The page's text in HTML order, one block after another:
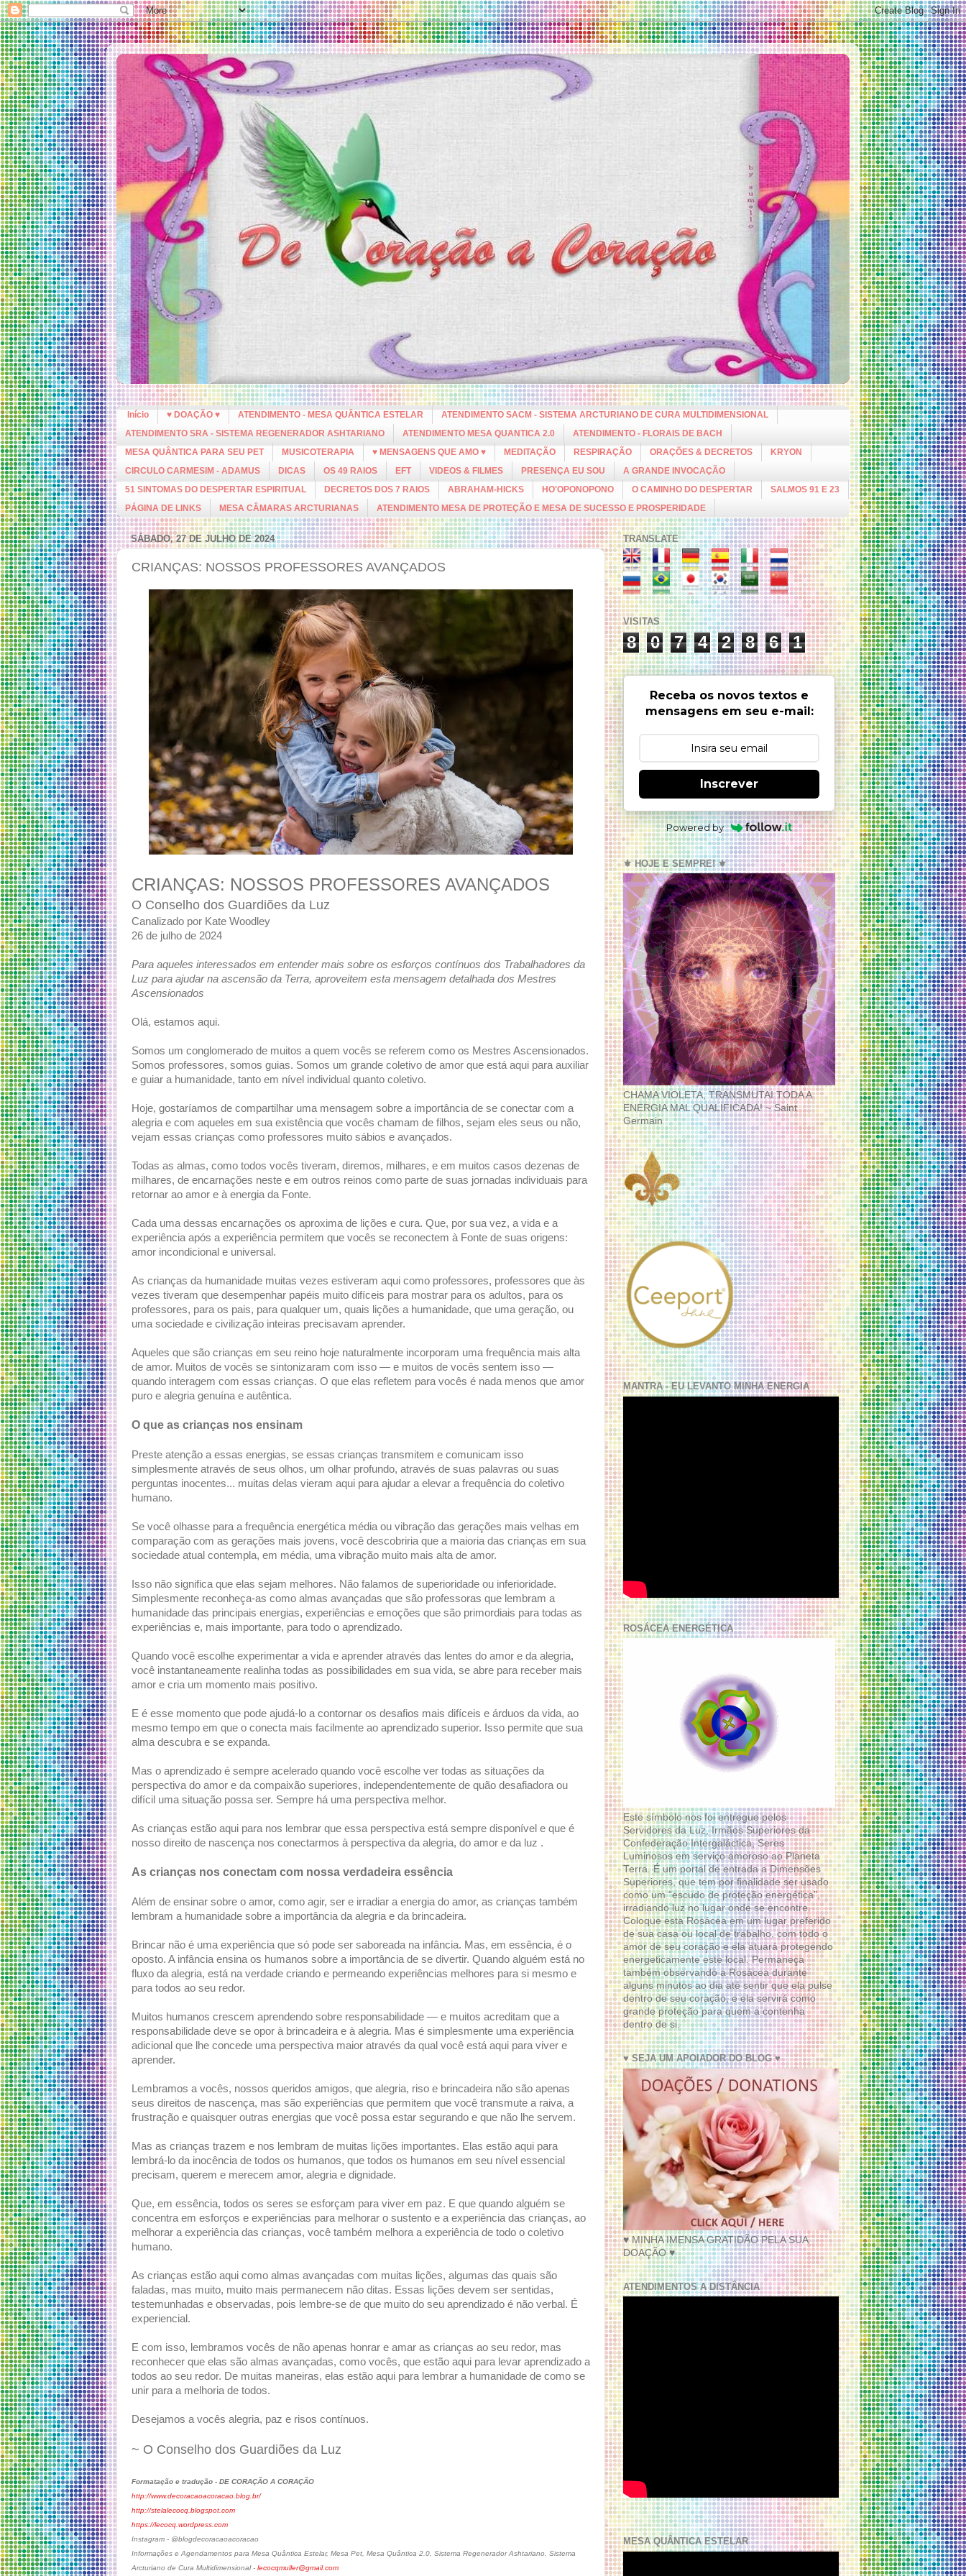
Início ♥ DOAÇÃO ♥ ATENDIMENTO - MESA QUÂNTICA ESTELAR
ATENDIMENTO SACM - SISTEMA ARCTURIANO DE CURA MULTIDIMENSIONAL
ATENDIMENTO SRA - SISTEMA REGENERADOR ASHTARIANO
ATENDIMENTO MESA QUANTICA 2.0
ATENDIMENTO - FLORAIS DE BACH
MESA QUÂNTICA PARA SEU PET
MUSICOTERAPIA ♥ MENSAGENS QUE AMO ♥ MEDITAÇÃO RESPIRAÇÃO ORAÇÕES & DECRETOS
KRYON
CIRCULO CARMESIM - ADAMUS
DICAS OS 49 RAIOS EFT VIDEOS & FILMES PRESENÇA EU SOU
A GRANDE INVOCAÇÃO
51 SINTOMAS DO DESPERTAR ESPIRITUAL
DECRETOS DOS 7 RAIOS ABRAHAM-HICKS HO'OPONOPONO O CAMINHO DO DESPERTAR
SALMOS 91 E 23
PÁGINA DE LINKS
MESA CÂMARAS ARCTURIANAS ATENDIMENTO MESA DE PROTEÇÃO E MESA DE SUCESSO E PROSPERIDADE
SÁBADO, 27 DE JULHO DE 2024
CRIANÇAS: NOSSOS PROFESSORES AVANÇADOS
CRIANÇAS: NOSSOS PROFESSORES AVANÇADOS
O Conselho dos Guardiões da Luz
Canalizado por Kate Woodley
26 de julho de 2024
Para aqueles interessados ​​em entender mais sobre os esforços contínuos dos Trabalhadores da
Luz para ajudar na ascensão da Terra, aproveitem esta mensagem detalhada dos Mestres
Ascensionados
Olá, estamos aqui.
Somos um conglomerado de muitos a quem vocês se referem como os Mestres Ascensionados.
Somos professores, somos guias. Somos um grande coletivo de amor que está aqui para auxiliar
e guiar a humanidade, tanto em nível individual quanto coletivo.
Hoje, gostaríamos de compartilhar uma mensagem sobre a importância de se conectar com a
alegria e com aqueles em sua existência que vocês chamam de filhos, sejam eles seus ou não,
vejam essas crianças como professores muito sábios e avançados.
Todas as almas, como todos vocês tiveram, diremos, milhares, e em muitos casos dezenas de
milhares, de encarnações neste e em outros reinos como parte de suas jornadas individuais para
retornar ao amor e à energia da Fonte.
Cada uma dessas encarnações os aproxima de lições e cura. Que, por sua vez, a vida e a
experiência após a experiência permitem que vocês se reconectem à Fonte de suas origens:
amor incondicional e universal.
As crianças da humanidade muitas vezes estiveram aqui como professores, professores que às
vezes tiveram que desempenhar papéis muito difíceis para mostrar para os adultos, para os
professores, para os pais, para qualquer um, quais lições a humanidade, que uma geração, ou
uma sociedade e civilização inteiras precisavam aprender.
Aqueles que são crianças em seu reino hoje naturalmente incorporam uma frequência mais alta
de amor. Muitos de vocês se sintonizaram com isso — e muitos de vocês sentem isso —
quando interagem com essas crianças. O que elas refletem para vocês é nada menos que amor
puro e alegria genuína e autêntica.
O que as crianças nos ensinam
Preste atenção a essas energias, se essas crianças transmitem e comunicam isso
simplesmente através de seus olhos, um olhar profundo, através de suas palavras ou suas
perguntas inocentes... muitas delas vieram aqui para ajudar a elevar a frequência do coletivo
humano.
Se você olhasse para a frequência energética média ou vibração das gerações mais velhas em
comparação com as gerações mais jovens, você descobriria que a maioria das crianças em sua
sociedade atual contempla, em média, uma vibração muito mais alta de amor.
Isso não significa que elas sejam melhores. Não falamos de superioridade ou inferioridade.
Simplesmente reconheça-as como almas avançadas que são professoras que lembram a
humanidade das principais energias, experiências e emoções que são primordiais para todas as
experiências e, mais importante, para todo o aprendizado.
Quando você escolhe experimentar a vida e aprender através das lentes do amor e da alegria,
você instantaneamente realinha todas as possibilidades em sua vida, se abre para receber mais
amor e cria um momento mais positivo.
E é esse momento que pode ajudá-lo a contornar os desafios mais difíceis e árduos da vida, ao
mesmo tempo em que o conecta mais facilmente ao aprendizado superior. Isso permite que sua
alma descubra e se expanda.
Mas o aprendizado é sempre acelerado quando você escolhe ver todas as situações da
perspectiva do amor e da compaixão superiores, independentemente de quão desafiadora ou
difícil uma situação possa ser. Sempre há uma perspectiva melhor.
As crianças estão aqui para nos lembrar que essa perspectiva está sempre disponível e que é
nosso direito de nascença nos conectarmos à perspectiva da alegria, do amor e da luz .
As crianças nos conectam com nossa verdadeira essência
Além de ensinar sobre o amor, como agir, ser e irradiar a energia do amor, as crianças também
lembram a humanidade sobre a importância da alegria e da brincadeira.
Brincar não é uma experiência que só pode ser saboreada na infância. Mas, em essência, é o
oposto. A infância ensina os humanos sobre a importância de se divertir. Quando alguém está no
fluxo da alegria, está na verdade criando e permeando experiências melhores para si mesmo e
para todos ao seu redor.
Muitos humanos crescem aprendendo sobre responsabilidade — e muitos acreditam que a
responsabilidade deve se opor à brincadeira e à alegria. Mas é simplesmente uma experiência
adicional que lhe concede uma perspectiva maior através da qual você está aqui para viver e
aprender.
Lembramos a vocês, nossos queridos amigos, que alegria, riso e brincadeira não são apenas
seus direitos de nascença, mas são experiências que permitem que você transmute a raiva, a
frustração e quaisquer outras energias que você possa estar segurando e que não lhe servem.
Mas as crianças trazem e nos lembram de muitas lições importantes. Elas estão aqui para
lembrá-lo da inocência de todos os humanos, que todos os humanos em seu nível essencial
precisam, querem e merecem amor, alegria e dignidade.
Que, em essência, todos os seres se esforçam para viver em paz. E que quando alguém se
concentra em esforços e experiências para melhorar o sustento e a experiência das crianças, ao
melhorar a experiência das crianças, você também melhora a experiência de todo o coletivo
humano.
As crianças estão aqui como almas avançadas com muitas lições, algumas das quais são
faladas, mas muito, muito mais permanecem não ditas. Essas lições devem ser sentidas,
testemunhadas e observadas, pois lembre-se de que muito do seu aprendizado é não verbal. É
experiencial.
E com isso, lembramos vocês de não apenas honrar e amar as crianças ao seu redor, mas
reconhecer que elas são almas avançadas, como vocês, que estão aqui para levar aprendizado a
todos ao seu redor. De muitas maneiras, elas estão aqui para lembrar a humanidade de como se
unir para a melhoria de todos.
Desejamos a vocês alegria, paz e risos contínuos.
~ O Conselho dos Guardiões da Luz
Formatação e tradução - DE CORAÇÃO A CORAÇÃO
http://www.decoracaoacoracao.blog.br/
http://stelalecocq.blogspot.com
https://lecocq.wordpress.com
Instagram - @blogdecoracaoacoracao
Informações e Agendamentos para Mesa Quântica Estelar, Mesa Pet, Mesa Quântica 2.0, Sistema Regenerador Ashtariano, Sistema
Arcturiano de Cura Multidimensional - lecocqmuller@gmail.com
TRANSLATE
VISITAS
8 0 7 4 2 8 6 1
Receba os novos textos e
mensagens em seu e-mail:
Inscrever
Powered by
⚜️ HOJE E SEMPRE! ⚜️
CHAMA VIOLETA, TRANSMUTAI TODA A
ENERGIA MAL QUALIFICADA! ~ Saint
Germain
MANTRA - EU LEVANTO MINHA ENERGIA
ROSÁCEA ENERGÉTICA
Este símbolo nos foi entregue pelos
Servidores da Luz, Irmãos Superiores da
Confederação Intergaláctica, Seres
Luminosos em serviço amoroso ao Planeta
Terra. É um portal de entrada a Dimensões
Superiores, que tem por finalidade ser usado
como um “escudo de proteção energética”,
irradiando luz no lugar onde se encontre.
Coloque esta Rosácea em um lugar preferido
de sua casa ou local de trabalho, com todo o
amor de seu coração e ela atuará protegendo
energeticamente este local. Permaneça
também observando a Rosácea durante
alguns minutos ao dia até sentir que ela pulse
dentro de seu coração, e ela servirá como
grande proteção para quem a contenha
dentro de si.
♥ SEJA UM APOIADOR DO BLOG ♥
♥ MINHA IMENSA GRATIDÃO PELA SUA
DOAÇÃO ♥
ATENDIMENTOS A DISTÂNCIA
MESA QUÂNTICA ESTELAR